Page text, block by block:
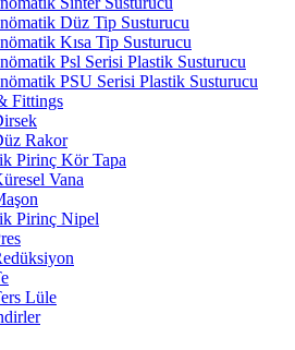
Düz Tip Susturucu
Kısa Tip Susturucu
Psl Serisi Plastik Susturucu
PSU Serisi Plastik Susturucu
Fittings
Rakor
Pirinç Kör Tapa
Vana
Pirinç Nipel
Lüle